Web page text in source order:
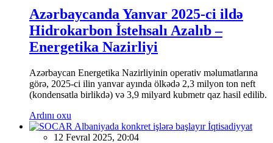
Azərbaycanda Yanvar 2025-ci ildə
Hidrokarbon İstehsalı Azalıb –
Energetika Nazirliyi
Azərbaycan Energetika Nazirliyinin operativ məlumatlarına
görə, 2025-ci ilin yanvar ayında ölkədə 2,3 milyon ton neft
(kondensatla birlikdə) və 3,9 milyard kubmetr qaz hasil edilib.
Ardını oxu
İqtisadiyyat
12 Fevral 2025, 20:04